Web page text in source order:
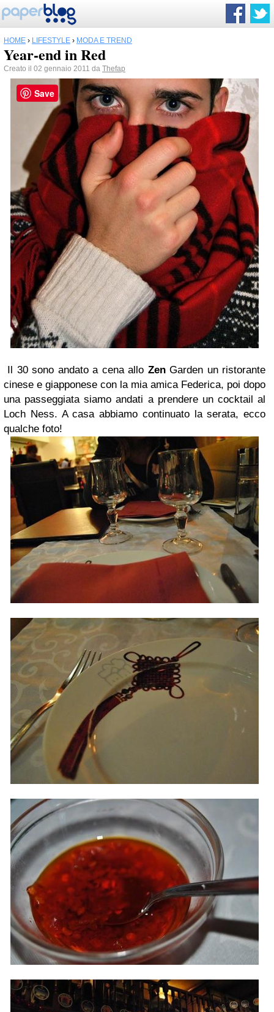
HOME › LIFESTYLE › MODA E TREND
Year-end in Red
Creato il 02 gennaio 2011 da Thefap
Il 30 sono andato a cena allo ZenGarden un ristorante
cinese e giapponese con la mia amica Federica, poi dopo
una passeggiata siamo andati a prendere un cocktail al
Loch Ness. A casa abbiamo continuato la serata, ecco
qualche foto!
Save